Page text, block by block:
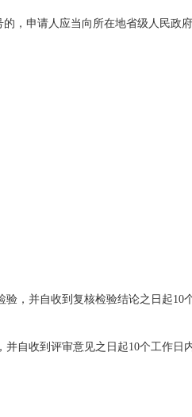
，申请人应当向所在地省级人民政
并自收到复核检验结论之日起10
收到评审意见之日起10个工作日